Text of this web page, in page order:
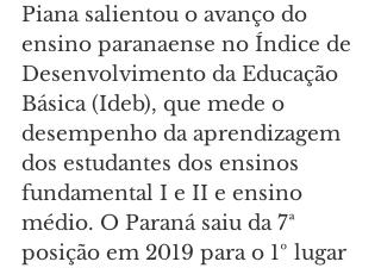
Piana salientou o avanço do
ensino paranaense no Índice de
Desenvolvimento da Educação
Básica (Ideb), que mede o
desempenho da aprendizagem
dos estudantes dos ensinos
fundamental I e II e ensino
médio. O Paraná saiu da 7ª
posição em 2019 para o 1º lugar